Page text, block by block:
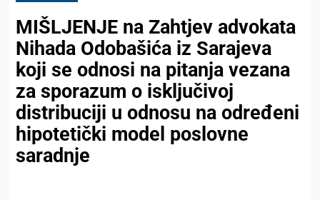
MIŠLJENJE na Zahtjev advokata
Nihada Odobašića iz Sarajeva
koji se odnosi na pitanja vezana
za sporazum o isključivoj
distribuciji u odnosu na određeni
hipotetički model poslovne
saradnje